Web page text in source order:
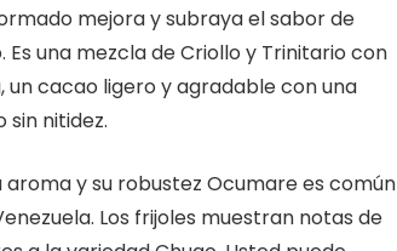
mejora y subraya el sabor de
una mezcla de Criollo y Trinitario con
cacao ligero y agradable con una
sin nitidez.
aroma y su robustez Ocumare es común
Los frijoles muestran notas de